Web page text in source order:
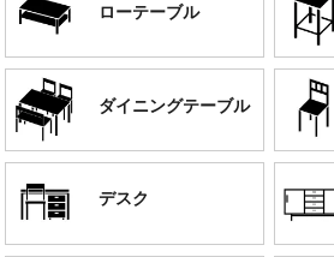
ローテーブル
ダイニングテーブル
デスク